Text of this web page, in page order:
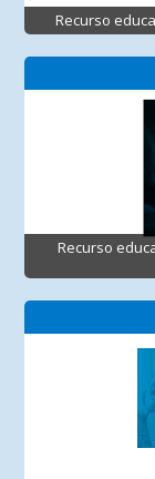
Recurso
Recurso